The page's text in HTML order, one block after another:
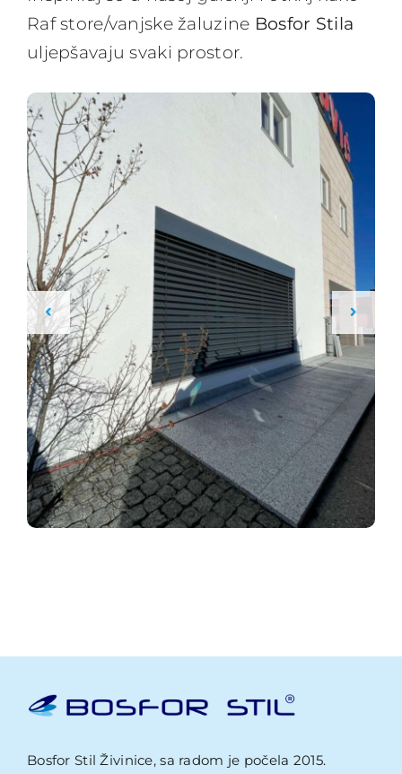
Raf store/vanjske žaluzine Bosfor Stila
uljepšavaju svaki prostor.
Bosfor Stil Živinice, sa radom je počela 2015.